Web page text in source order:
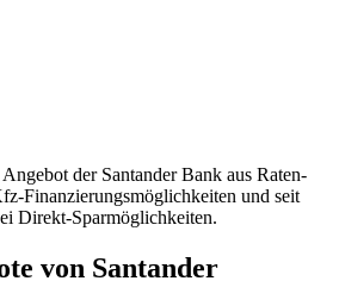
der Santander Bank aus Raten-
Finanzierungsmöglichkeiten und seit
Direkt-Sparmöglichkeiten.
von Santander